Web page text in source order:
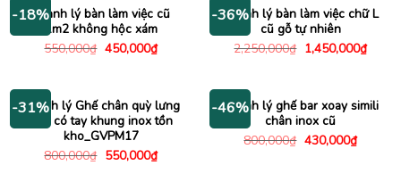
-18%Thanh lý bàn làm việc cũ
1m2 không hộc xám
550,000₫ Giá
450,000₫Giá
hiện
450,000₫.
-36%
Thanh lý bàn làm việc chữ L
cũ gỗ tự nhiên
2,250,000₫ Giá
gốc
1,450,000₫Giá
hiện
-31%
Thanh lý Ghế chân quỳ lưng
lưới có tay khung inox tồn
kho_GVPM17
800,000₫ Giá
550,000₫Giá
hiện
-46%
Thanh lý ghế bar xoay simili
chân inox cũ
800,000₫ Giá
430,000₫Giá
hiện